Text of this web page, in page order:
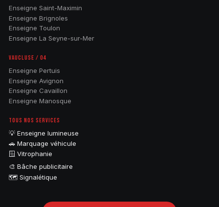
Enseigne Saint-Maximin
Enseigne Brignoles
Enseigne Toulon
Enseigne La Seyne-sur-Mer
VAUCLUSE / 04
Enseigne Pertuis
Enseigne Avignon
Enseigne Cavaillon
Enseigne Manosque
TOUS NOS SERVICES
💡 Enseigne lumineuse
🚗 Marquage véhicule
🪟 Vitrophanie
🎨 Bâche publicitaire
🗺️ Signalétique